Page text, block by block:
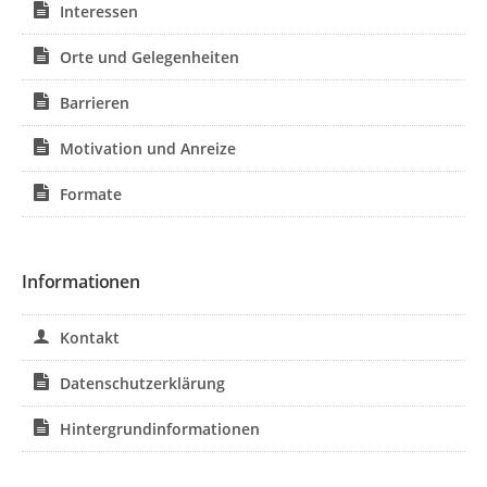
Zu folgenden Themen können Sie Beiträge mit Ideen und
Anregungen einbringen sowie andere Beiträge
kommentieren und bewerten.
Themen zur Diskussion
Bedeutung
Interessen
Orte und Gelegenheiten
Motivation und Anreize
Formate
Interessen
Orte und Gelegenheiten
Barrieren
Motivation und Anreize
Formate
Informationen
Kontakt
Datenschutzerklärung
Hintergrundinformationen